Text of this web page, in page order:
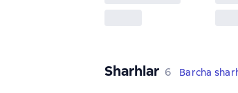
Sharhlar 6 sharhlar
6 Barcha